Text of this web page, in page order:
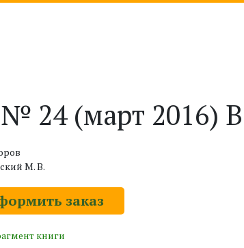
24 (март 2016)
М. В.
заказ
книги